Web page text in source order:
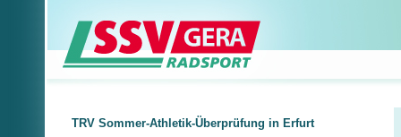
TRV Sommer-Athletik-Überprüfung in Erfurt